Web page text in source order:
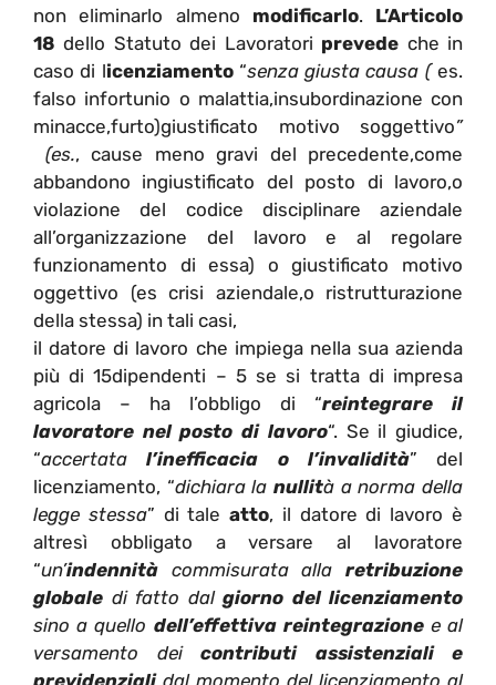
non eliminarlo almeno modificarlo. L’Articolo
18 dello Statuto dei Lavoratori prevede che in
caso di licenziamento“senza giusta causa (es.
falso infortunio o malattia,insubordinazione con
minacce,furto)giustificato motivo soggettivo”
(es., cause meno gravi del precedente,come
abbandono ingiustificato del posto di lavoro,o
violazione del codice disciplinare aziendale
all’organizzazione del lavoro e al regolare
funzionamento di essa) o giustificato motivo
oggettivo (es crisi aziendale,o ristrutturazione
della stessa) in tali casi,
il datore di lavoro che impiega nella sua azienda
più di 15dipendenti – 5 se si tratta di impresa
agricola – ha l’obbligo di “reintegrare il
lavoratore nel posto di lavoro“. Se il giudice,
“accertatal’inefficacia o l’invalidità” del
licenziamento, “dichiara lanullità a norma della
legge stessa” di taleatto, il datore di lavoro è
altresì obbligato a versare al lavoratore
“un’indennità commisurata allaretribuzione
globale di fatto dal giorno del licenziamento
sino a quello dell’effettiva reintegrazione e al
versamento dei contributi assistenziali e